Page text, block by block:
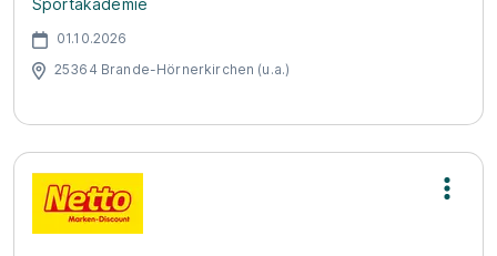
Sportakademie
01.10.2026
25364 Brande-Hörnerkirchen (u.a.)